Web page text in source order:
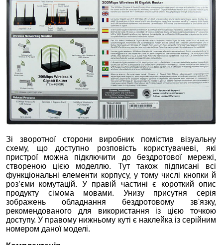
Зі зворотної сторони виробник помістив візуальну
схему, що доступно розповість користувачеві, які
пристрої можна підключити до бездротової мережі,
створеною цією моделлю. Тут також підписані всі
функціональні елементи корпусу, у тому числі кнопки й
роз’єми комутацій. У правій частині є короткий опис
продукту сімома мовами. Унизу присутня серія
зображень обладнання бездротовому зв'язку,
рекомендованого для використання із цією точкою
доступу. У правому нижньому куті є наклейка із серійним
номером даної моделі.